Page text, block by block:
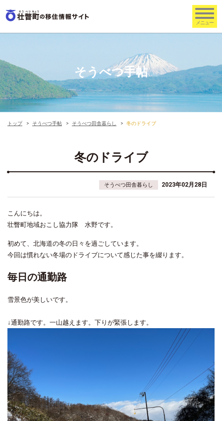
そうべつ手帖
トップ そうべつ手帖 そうべつ田舎暮らし 冬のドライブ
冬のドライブ
そうべつ田舎暮らし 2023年02月28日
こんにちは。
壮瞥町地域おこし協力隊 水野です。
初めて、北海道の冬の日々を過ごしています。
今回は慣れない冬場のドライブについて感じた事を綴ります。
毎日の通勤路
雪景色が美しいです。
↓通勤路です。一山越えます。下りが緊張します。